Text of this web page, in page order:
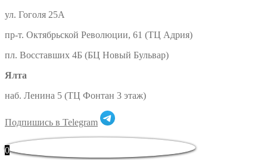
ул. Гоголя 25А
пр-т. Октябрьской Революции, 61 (ТЦ Адрия)
пл. Восставших 4Б (БЦ Новый Бульвар)
Ялта
наб. Ленина 5 (ТЦ Фонтан 3 этаж)
Подпишись в Telegram
0